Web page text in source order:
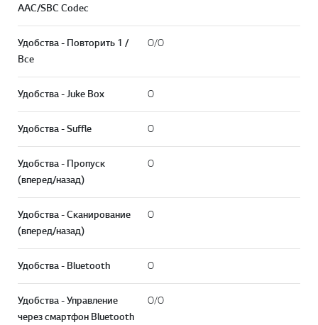
AAC/SBC Codec
Удобства - Повторить 1 /
Все
O/O
Удобства - Juke Box O
Удобства - Suffle O
Удобства - Пропуск
(вперед/назад)
O
Удобства - Сканирование
(вперед/назад)
O
Удобства - Bluetooth O
Удобства - Управление
через смартфон Bluetooth
O/O